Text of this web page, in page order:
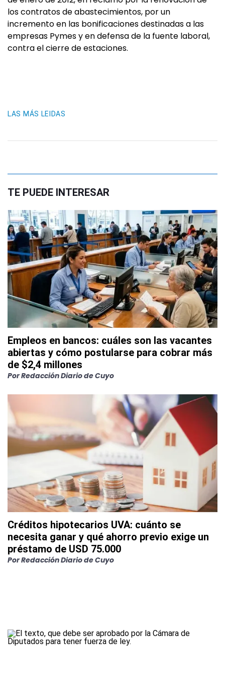
los contratos de abastecimientos, por un
incremento en las bonificaciones destinadas a las
empresas Pymes y en defensa de la fuente laboral,
contra el cierre de estaciones.
LAS MÁS LEIDAS
TE PUEDE INTERESAR
Empleos en bancos: cuáles son las vacantes
abiertas y cómo postularse para cobrar más
de $2,4 millones
PorRedacción Diario de Cuyo
Créditos hipotecarios UVA: cuánto se
necesita ganar y qué ahorro previo exige un
préstamo de USD 75.000
PorRedacción Diario de Cuyo